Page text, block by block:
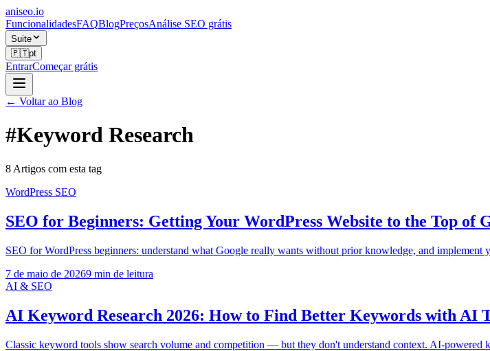
aniseo.io
FuncionalidadesFAQBlogPreçosAnálise SEO grátis
Suite
🇵🇹pt
EntrarComeçar grátis
← Voltar ao Blog
#Keyword Research
8 Artigos com esta tag
WordPress SEO
SEO for Beginners: Getting Your WordPress Website to the Top of
SEO for WordPress beginners: understand what Google really wants without prior knowledge, and
7 de maio de 20269 min de leitura
AI & SEO
AI Keyword Research 2026: How to Find Better Keywords with AI
Classic keyword tools show search volume and competition — but they don't understand context. AI-powered